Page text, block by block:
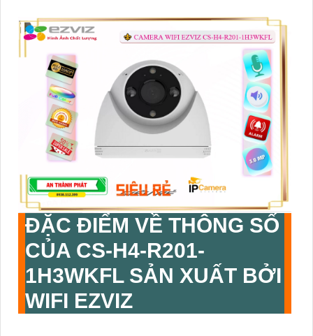
ĐẶC ĐIỂM VỀ THÔNG SỐ
CỦA CS-H4-R201-
1H3WKFL SẢN XUẤT BỞI
WIFI EZVIZ